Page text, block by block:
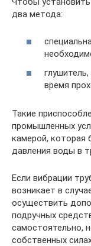
два метода:
время
Такие
промышленных
камерой, которая
давления воды в
Если вибрации
возникает в
осуществить
подручных
самостоятельно,
собственных